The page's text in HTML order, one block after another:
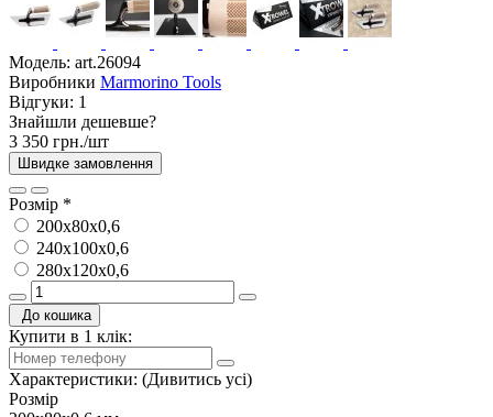
Модель: art.26094
Виробники Marmorino Tools
Відгуки: 1
Знайшли дешевше?
3 350 грн./шт
Швидке замовлення
Розмір *
200х80х0,6
240х100х0,6
280х120х0,6
До кошика
Купити в 1 клік:
Характеристики: (Дивитись усі)
Розмір